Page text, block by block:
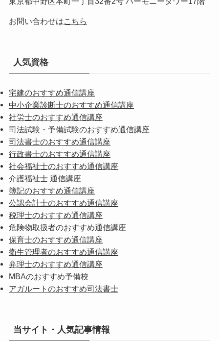
お問い合わせはこちら
人気資格
宅建のおすすめ通信講座
中小企業診断士のおすすめ通信講座
社労士のおすすめ通信講座
司法試験・予備試験のおすすめ通信講座
司法書士のおすすめ通信講座
行政書士のおすすめ通信講座
社会福祉士のおすすめ通信講座
介護福祉士 通信講座
簿記のおすすめ通信講座
公認会計士のおすすめ通信講座
税理士のおすすめ通信講座
危険物取扱者のおすすめ通信講座
保育士のおすすめ通信講座
衛生管理者のおすすめ通信講座
弁理士のおすすめ通信講座
MBAのおすすめ予備校
アガルートのおすすめ司法書士
当サイト・人気記事情報